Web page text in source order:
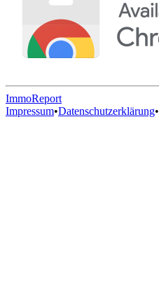
ImmoReport
Impressum•Datenschutzerklärung•